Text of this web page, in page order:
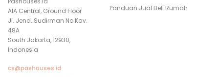
AIA Central, Ground Floor
Jl. Jend. Sudirman No.Kav.
48A
South Jakarta, 12930,
Indonesia
cs@pashouses.id
Panduan Jual Beli Rumah